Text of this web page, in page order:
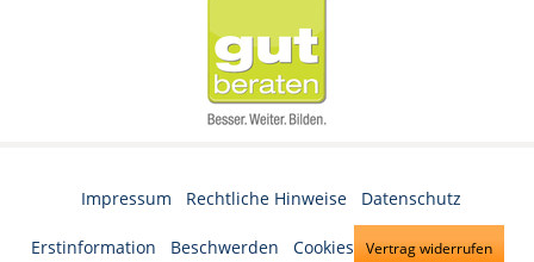
Impressum Rechtliche Hinweise Datenschutz
Erstinformation Beschwerden Cookies Vertrag widerrufen